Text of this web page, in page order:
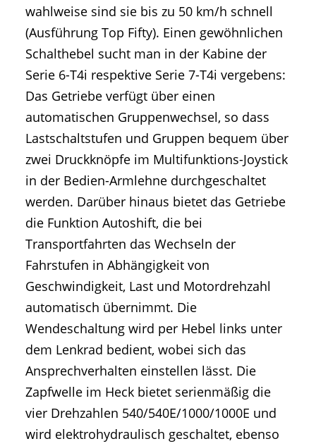
wahlweise sind sie bis zu 50 km/h schnell
(Ausführung Top Fifty). Einen gewöhnlichen
Schalthebel sucht man in der Kabine der
Serie 6-T4i respektive Serie 7-T4i vergebens:
Das Getriebe verfügt über einen
automatischen Gruppenwechsel, so dass
Lastschaltstufen und Gruppen bequem über
zwei Druckknöpfe im Multifunktions-Joystick
in der Bedien-Armlehne durchgeschaltet
werden. Darüber hinaus bietet das Getriebe
die Funktion Autoshift, die bei
Transportfahrten das Wechseln der
Fahrstufen in Abhängigkeit von
Geschwindigkeit, Last und Motordrehzahl
automatisch übernimmt. Die
Wendeschaltung wird per Hebel links unter
dem Lenkrad bedient, wobei sich das
Ansprechverhalten einstellen lässt. Die
Zapfwelle im Heck bietet serienmäßig die
vier Drehzahlen 540/540E/1000/1000E und
wird elektrohydraulisch geschaltet, ebenso